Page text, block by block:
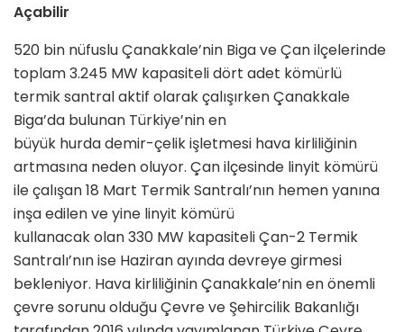
Açabilir
520 bin nüfuslu Çanakkale’nin Biga ve Çan ilçelerinde
toplam 3.245 MW kapasiteli dört adet kömürlü
termik santral aktif olarak çalışırken Çanakkale
Biga’da bulunan Türkiye’nin en
büyük hurda demir-çelik işletmesi hava kirliliğinin
artmasına neden oluyor. Çan ilçesinde linyit kömürü
ile çalışan 18 Mart Termik Santralı’nın hemen yanına
inşa edilen ve yine linyit kömürü
kullanacak olan 330 MW kapasiteli Çan-2 Termik
Santralı’nın ise Haziran ayında devreye girmesi
bekleniyor. Hava kirliliğinin Çanakkale’nin en önemli
çevre sorunu olduğu Çevre ve Şehircilik Bakanlığı